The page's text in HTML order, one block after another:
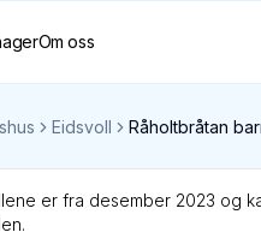
Om oss
Eidsvoll Råholtbråtan
er fra desember 2023 og